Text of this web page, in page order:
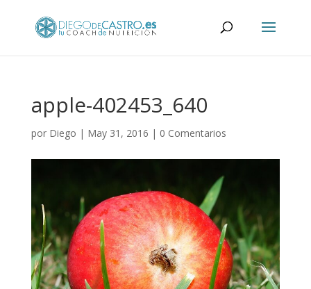
apple-402453_640
por Diego | May 31, 2016 | 0 Comentarios